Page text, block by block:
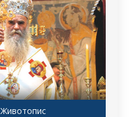
Животопис